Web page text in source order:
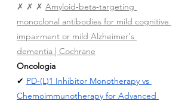
✗ ✗ ✗ Amyloid‐beta‐targeting
monoclonal antibodies for mild cognitive
impairment or mild Alzheimer's
dementia | Cochrane
Oncologia
✔ PD-(L)1 Inhibitor Monotherapy vs
Chemoimmunotherapy for Advanced